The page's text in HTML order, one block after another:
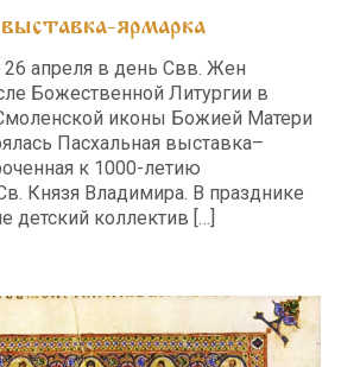
выставка-ярмарка
26 апреля в день Свв. Жен
Божественной Литургии в
иконы Божией Матери
Пасхальная выставка–
к 1000-летию
Князя Владимира. В празднике
детский коллектив […]